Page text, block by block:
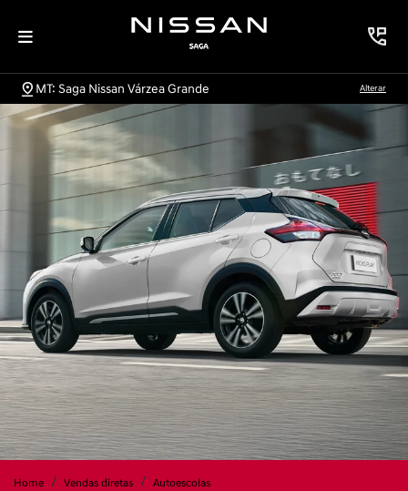
MT: Saga Nissan Várzea Grande Alterar
Home Vendas diretas Autoescolas